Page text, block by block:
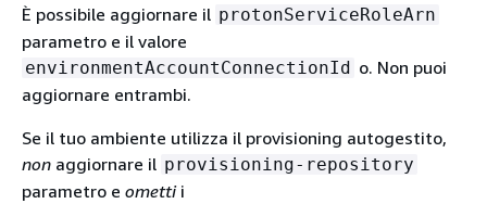
È possibile aggiornare il protonServiceRoleArn
parametro e il valore
environmentAccountConnectionId o. Non puoi
aggiornare entrambi.
Se il tuo ambiente utilizza il provisioning autogestito,
non aggiornare il provisioning-repository
parametro e omettii